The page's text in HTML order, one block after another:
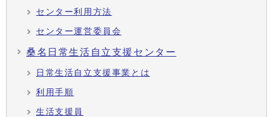
センター利用方法
センター運営委員会
桑名日常生活自立支援センター
日常生活自立支援事業とは
利用手順
生活支援員